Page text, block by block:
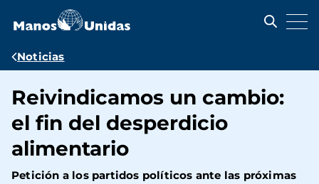
contenido
Ruta
navegación
Noticias
Reivindicamos un cambio:
el fin del desperdicio
alimentario
Petición a los partidos políticos ante las próximas